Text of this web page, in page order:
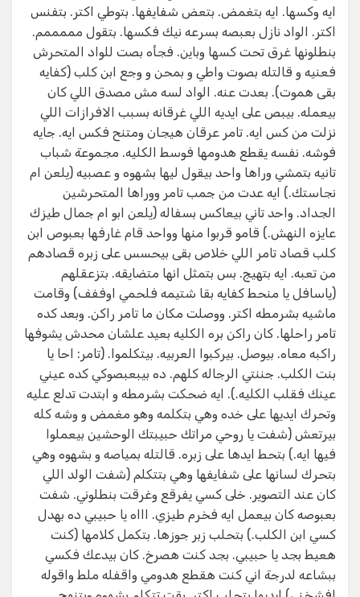
ايه وكسها. ايه بتغمض. بتعض شفايفها. بتوطي اكتر. بتفنس
اكتر. الواد نازل بعبصه بسرعه نيك فكسها. بتقول مممممم.
بنطلونها غرق تحت كسها وباين. فجأه بصت للواد المتحرش
فعنيه و قالتله بصوت واطي و بمحن و وجع ابن كلب (كفايه
بقى هموت). بعدت عنه. الواد لسه مش مصدق اللي كان
بيعمله. بيبص على ايديه اللي غرقانه بسبب الافرازات اللي
نزلت من كس ايه. تامر عرقان هيجان ومتنح فكس ايه. جايه
فوشه. نفسه يقطع هدومها فوسط الكليه. مجموعة شباب
تانيه بتمشي وراها واحد بيقول ليها بشهوه و عصبيه (يلعن ام
نجاستك.) ايه عدت من جمب تامر ووراها المتحرشين
الجداد. واحد تاني بيعاكس بسفاله (يلعن ابو ام جمال طيزك
عايزه النهش.) قامو قربوا منها وواحد قام غارفها بعبوص ابن
كلب قصاد تامر اللي خلاص بقى بيحسس على زبره قصادهم
من تعبه. ايه بتهيج. بس بتمثل انها متضايقه. بتزعقلهم
(ياسافل يا منحط كفايه بقا شتيمه فلحمي اوففف) وقامت
ماشيه بشرمطه اكتر. ووصلت مكان ما تامر راكن. وبعد كده
تامر راحلها. كان راكن بره الكليه بعيد علشان محدش يشوفها
راكبه معاه. بيوصل. بيركبوا العربيه. بيتكلموا. (تامر: احا يا
بنت الكلب. جننتي الرجاله كلهم. ده بيبعبصوكي كده عيني
عينك فقلب الكليه.). ايه ضحكت بشرمطه و ابتدت تدلع عليه
وتحرك ايديها على خده وهي بتكلمه وهو مغمض و وشه كله
بيرتعش (شفت يا روحي مراتك حبيبتك الوحشين بيعملوا
فيها ايه.) بتحط ايدها على زبره. قالتله بمياصه و بشهوه وهي
بتحرك لسانها على شفايفها وهي بتتكلم (شفت الولد اللي
كان عند التصوير. خلى كسي يفرقع وغرقت بنطلوني. شفت
بعبوصه كان بيعمل ايه فخرم طيزي. اااه يا حبيبي ده بهدل
كسي ابن الكلب.) بتحلب زبر جوزها. بتكمل كلامها (كنت
هعيط بجد يا حبيبي. بجد كنت هصرخ. كان بيدعك فكسي
ببشاعه لدرجة اني كنت هقطع هدومي واقفله ملط واقوله